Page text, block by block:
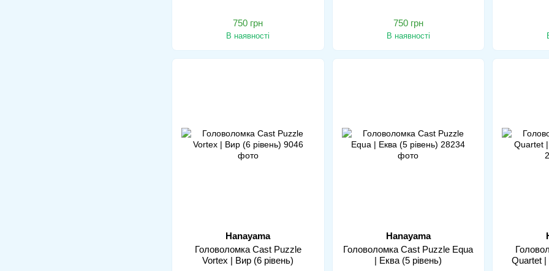
750 грн
В наявності
750 грн
В наявності
Hanayama
Головоломка Cast Puzzle
Vortex | Вир (6 рівень)
Hanayama
Головоломка Cast Puzzle Equa
| Еква (5 рівень)
Quartet |